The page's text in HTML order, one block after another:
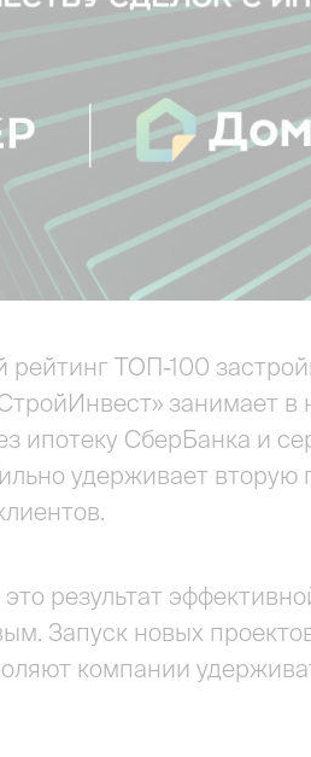
ТОП-100
занимает в
ипотеку СберБанка и
удерживает
результат
Запуск новых
компании